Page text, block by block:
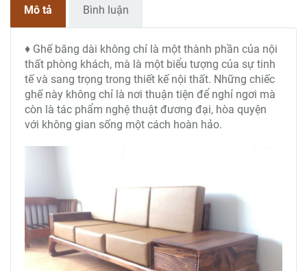
Mô tả Bình luận
♦ Ghế băng dài không chỉ là một thành phần của nội
thất phòng khách, mà là một biểu tượng của sự tinh
tế và sang trọng trong thiết kế nội thất. Những chiếc
ghế này không chỉ là nơi thuận tiện để nghỉ ngơi mà
còn là tác phẩm nghệ thuật đương đại, hòa quyện
với không gian sống một cách hoàn hảo.